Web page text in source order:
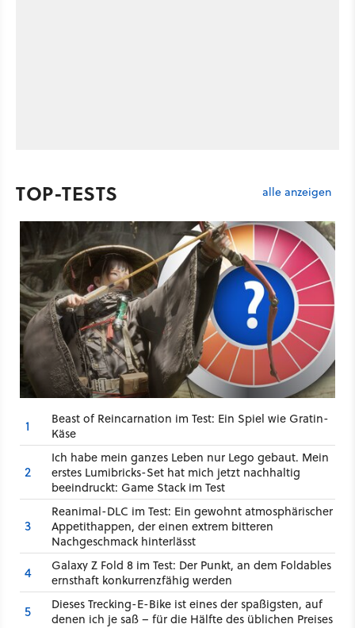
TOP-TESTS alle anzeigen
1
Beast of Reincarnation im Test: Ein Spiel wie Gratin-
Käse
2
Ich habe mein ganzes Leben nur Lego gebaut. Mein
erstes Lumibricks-Set hat mich jetzt nachhaltig
beeindruckt: Game Stack im Test
3
Reanimal-DLC im Test: Ein gewohnt atmosphärischer
Appetithappen, der einen extrem bitteren
Nachgeschmack hinterlässt
4
Galaxy Z Fold 8 im Test: Der Punkt, an dem Foldables
ernsthaft konkurrenzfähig werden
5
Dieses Trecking-E-Bike ist eines der spaßigsten, auf
denen ich je saß – für die Hälfte des üblichen Preises